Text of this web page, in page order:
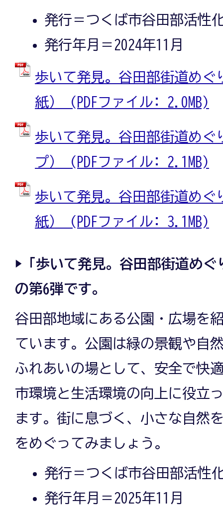
発行＝つくば市谷田部活性
発行年月＝2024年11月
歩いて発見。谷田部街道めぐ
紙） (PDFファイル: 2.0MB)
歩いて発見。谷田部街道め
プ） (PDFファイル: 2.1MB)
歩いて発見。谷田部街道めぐ
紙） (PDFファイル: 3.1MB)
▶「歩いて発見。谷田部街道めぐ
の第6弾です。
谷田部地域にある公園・広場を
ています。公園は緑の景観や自
ふれあいの場として、安全で快
市環境と生活環境の向上に役立
ます。街に息づく、小さな自然
をめぐってみましょう。
発行＝つくば市谷田部活性
発行年月＝2025年11月